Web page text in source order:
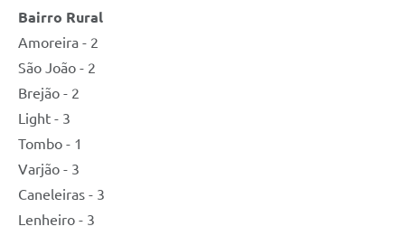
Bairro Rural
Amoreira - 2
São João - 2
Brejão - 2
Light - 3
Tombo - 1
Varjão - 3
Caneleiras - 3
Lenheiro - 3